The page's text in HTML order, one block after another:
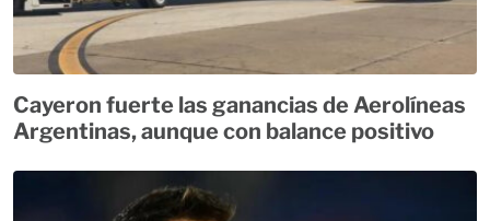
Cayeron fuerte las ganancias de Aerolíneas
Argentinas, aunque con balance positivo